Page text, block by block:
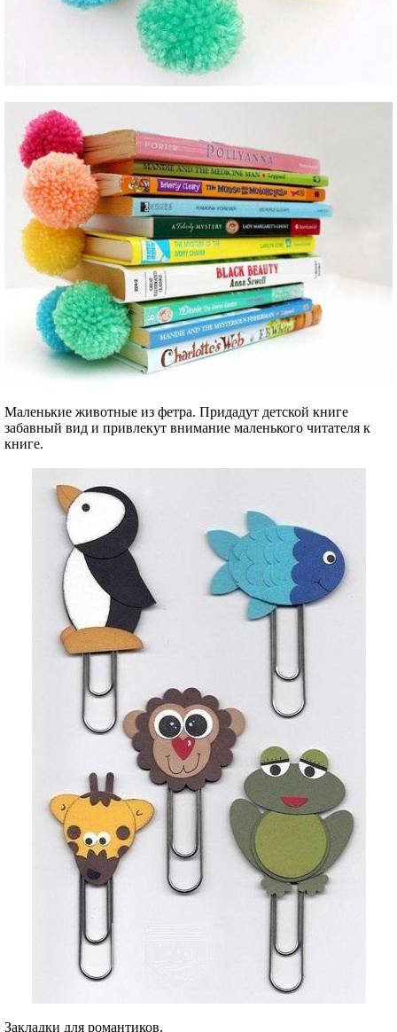
Маленькие животные из фетра. Придадут детской книге
забавный вид и привлекут внимание маленького читателя к
книге.
Закладки для романтиков.